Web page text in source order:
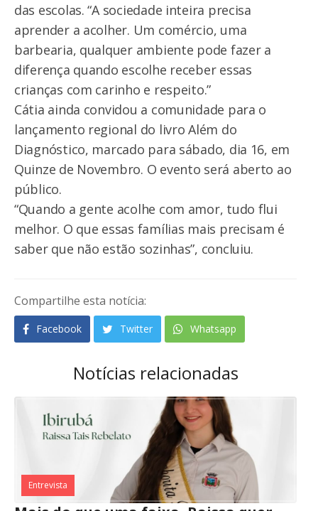
das escolas. “A sociedade inteira precisa
aprender a acolher. Um comércio, uma
barbearia, qualquer ambiente pode fazer a
diferença quando escolhe receber essas
crianças com carinho e respeito.”
Cátia ainda convidou a comunidade para o
lançamento regional do livro Além do
Diagnóstico, marcado para sábado, dia 16, em
Quinze de Novembro. O evento será aberto ao
público.
“Quando a gente acolhe com amor, tudo flui
melhor. O que essas famílias mais precisam é
saber que não estão sozinhas”, concluiu.
Compartilhe esta notícia:
Facebook Twitter Whatsapp
Notícias relacionadas
Entrevista